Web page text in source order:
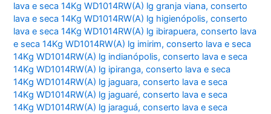
lava e seca 14Kg WD1014RW(A) lg granja viana,conserto
lava e seca 14Kg WD1014RW(A) lg higienópolis,conserto
lava e seca 14Kg WD1014RW(A) lg ibirapuera,conserto lava
e seca 14Kg WD1014RW(A) lg imirim,conserto lava e seca
14Kg WD1014RW(A) lg indianópolis,conserto lava e seca
14Kg WD1014RW(A) lg ipiranga,conserto lava e seca
14Kg WD1014RW(A) lg jaguara,conserto lava e seca
14Kg WD1014RW(A) lg jaguaré,conserto lava e seca
14Kg WD1014RW(A) lg jaraguá,conserto lava e seca